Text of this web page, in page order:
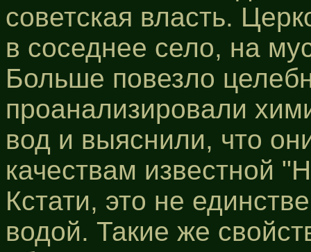
советская власть.
в соседнее село, на
Больше повезло
проанализировали
вод и выяснили, что
качествам известной
Кстати, это не
водой. Такие же